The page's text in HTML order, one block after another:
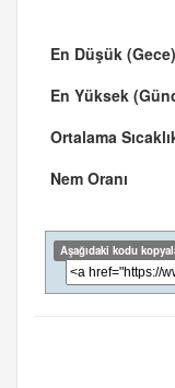
Aşağıdaki kodu